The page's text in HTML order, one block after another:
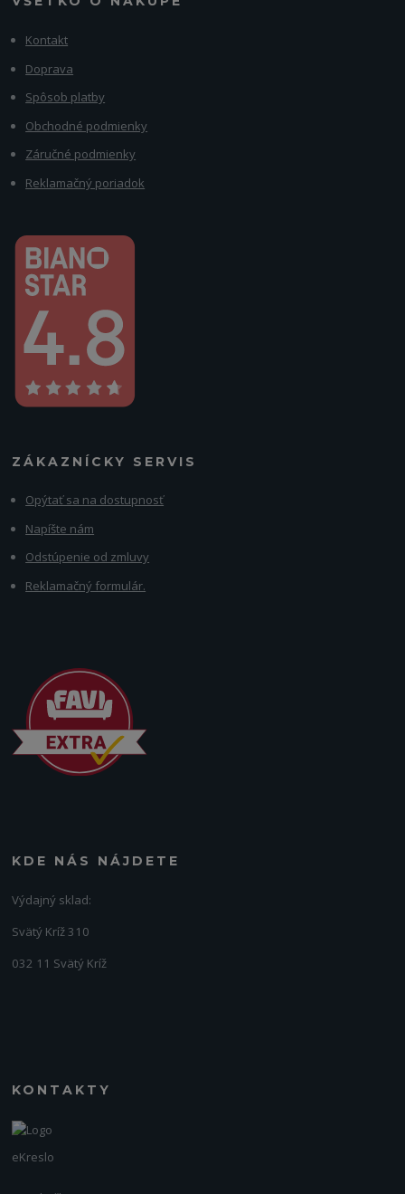
Kontakt
Doprava
Spôsob platby
Obchodné podmienky
Záručné podmienky
Reklamačný poriadok
ZÁKAZNÍCKY SERVIS
Opýtať sa na dostupnosť
Napíšte nám
Odstúpenie od zmluvy
Reklamačný formulár.
KDE NÁS NÁJDETE
Výdajný sklad:
Svätý Kríž 310
032 11 Svätý Kríž
KONTAKTY
eKreslo